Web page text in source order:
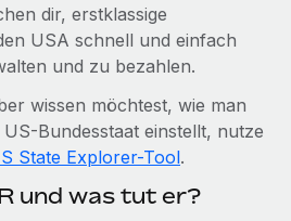
für globale HR & Compliance
Screening
und KI-Automatisierung
Weaviate sein Team mit
vergrößert
Weaviate entwickelt KI-basierte
dir, erstklassige
USA schnell und einfach
und zu bezahlen.
wissen möchtest, wie man
Bundesstaat einstellt, nutze
State Explorer-Tool.
und was tut er?